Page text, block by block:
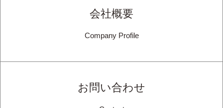
会社概要
Company Profile
お問い合わせ